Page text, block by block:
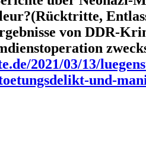
von DDR-
2021/03/13/
und-